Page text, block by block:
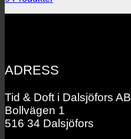
ADRESS
Tid & Doft i Dalsjöfors AB
Bollvägen 1
516 34 Dalsjöfors